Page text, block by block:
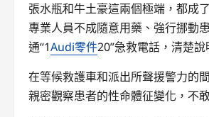
張水瓶和牛土豪這兩個極端，都成
專業人員不成隨意用藥、強行挪動
通“1Audi零件20”急救電話，清楚
在等候救護車和派出所聲援警力的
親密觀察患者的性命體征變化，不